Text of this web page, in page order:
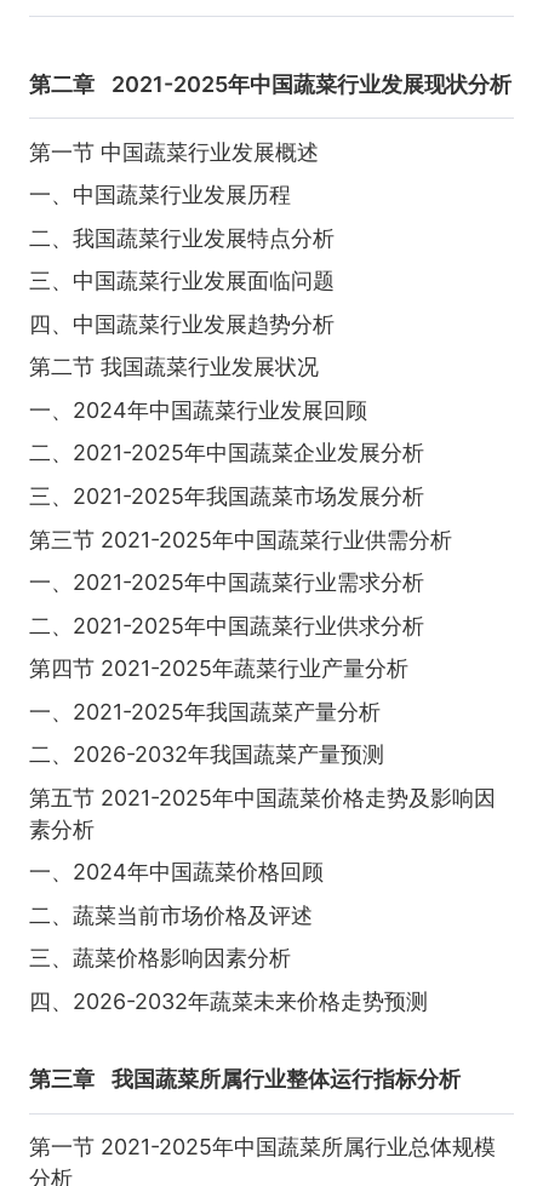
第二章 2021-2025年中国蔬菜行业发展现状分析
第一节 中国蔬菜行业发展概述
一、中国蔬菜行业发展历程
二、我国蔬菜行业发展特点分析
三、中国蔬菜行业发展面临问题
四、中国蔬菜行业发展趋势分析
第二节 我国蔬菜行业发展状况
一、2024年中国蔬菜行业发展回顾
二、2021-2025年中国蔬菜企业发展分析
三、2021-2025年我国蔬菜市场发展分析
第三节 2021-2025年中国蔬菜行业供需分析
一、2021-2025年中国蔬菜行业需求分析
二、2021-2025年中国蔬菜行业供求分析
第四节 2021-2025年蔬菜行业产量分析
一、2021-2025年我国蔬菜产量分析
二、2026-2032年我国蔬菜产量预测
第五节 2021-2025年中国蔬菜价格走势及影响因
素分析
一、2024年中国蔬菜价格回顾
二、蔬菜当前市场价格及评述
三、蔬菜价格影响因素分析
四、2026-2032年蔬菜未来价格走势预测
第三章 我国蔬菜所属行业整体运行指标分析
第一节 2021-2025年中国蔬菜所属行业总体规模
分析